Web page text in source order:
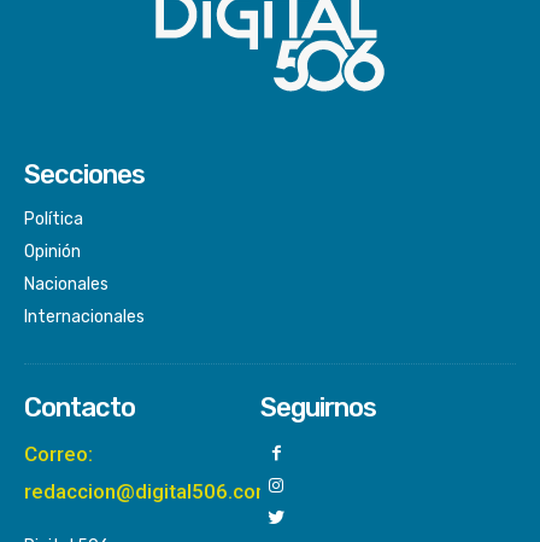
Secciones
Política
Opinión
Nacionales
Internacionales
Contacto
Correo:
redaccion@digital506.com
Seguirnos